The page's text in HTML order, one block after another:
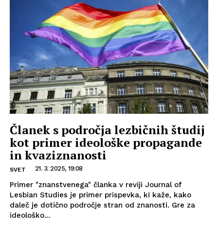
Članek s področja lezbičnih študij
kot primer ideološke propagande
in kvaziznanosti
SVET 21. 3. 2025, 19:08
Primer "znanstvenega" članka v reviji Journal of
Lesbian Studies je primer prispevka, ki kaže, kako
daleč je dotično področje stran od znanosti. Gre za
ideološko...